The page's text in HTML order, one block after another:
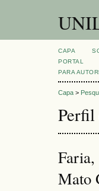
CAPA
PORTAL
PARA
Capa >
Perfil
Faria,
Mato